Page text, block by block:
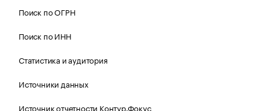
Поиск по ОГРН
Поиск по ИНН
Статистика и аудитория
Источники данных
Источник отчетности Контур.Фокус